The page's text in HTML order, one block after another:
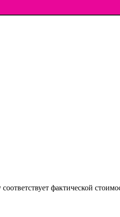
фактической